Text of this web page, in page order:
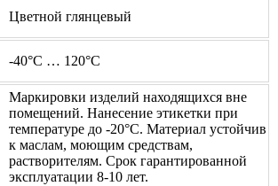
Цветной глянцевый
-40°C … 120°C
Маркировки изделий находящихся вне
помещений. Нанесение этикетки при
температуре до -20°C. Материал устойчив
к маслам, моющим средствам,
растворителям. Срок гарантированной
эксплуатации 8-10 лет.